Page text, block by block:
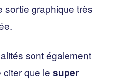
sortie graphique très
sont également
citer que le super